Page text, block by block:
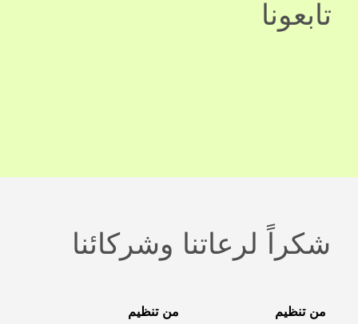
تابعونا
شكراً لرعاتنا وشركائنا
من تنظيم من تنظيم